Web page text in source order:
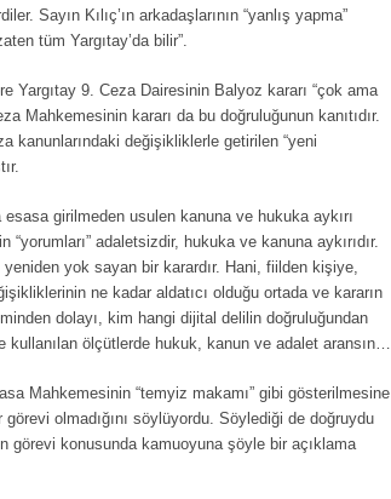
Sayın Kılıç’ın arkadaşlarının “yanlış yapma”
tüm Yargıtay’da bilir”.
Yargıtay 9. Ceza Dairesinin Balyoz kararı “çok ama
Mahkemesinin kararı da bu doğruluğunun kanıtıdır.
kanunlarındaki değişikliklerle getirilen “yeni
girilmeden usulen kanuna ve hukuka aykırı
adaletsizdir, hukuka ve kanuna aykırıdır.
yeniden yok sayan bir karardır. Hani, fiilden kişiye,
ne kadar aldatıcı olduğu ortada ve kararın
dolayı, kim hangi dijital delilin doğruluğundan
kullanılan ölçütlerde hukuk, kanun ve adalet aransın…
Mahkemesinin “temyiz makamı” gibi gösterilmesine
olmadığını söylüyordu. Söylediği de doğruydu
görevi konusunda kamuoyuna şöyle bir açıklama